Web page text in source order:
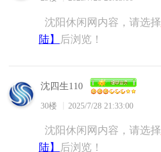
沈阳休闲网内容，请选择
陆】
后浏览！
沈四生110
30楼 2025/7/28 21:33:00
沈阳休闲网内容，请选择
陆】
后浏览！